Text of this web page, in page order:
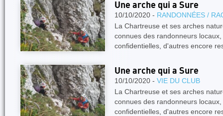
Une arche qui a Sure
10/10/2020 - RANDONNÉES /
La Chartreuse et ses arches
connues des randonneurs
confidentielles, d'autres encore
Une arche qui a Sure
10/10/2020 - VIE DU CLUB
La Chartreuse et ses arches
connues des randonneurs
confidentielles, d'autres encore